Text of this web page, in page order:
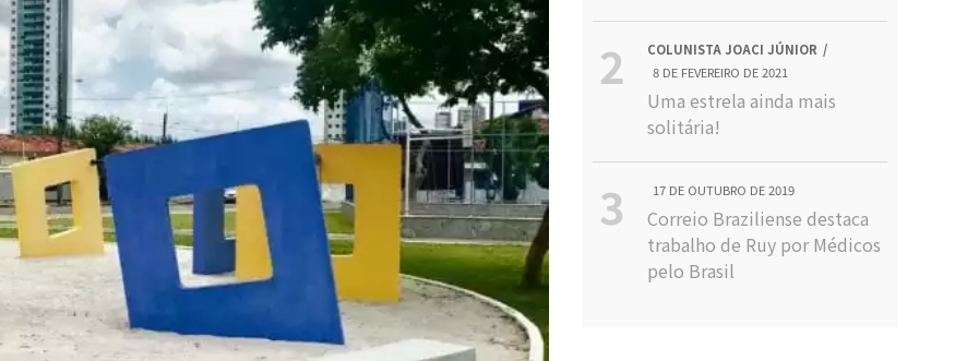
COLUNISTA JOACI JÚNIOR
8 DE FEVEREIRO DE 2021
Uma estrela ainda mais
solitária!
17 DE OUTUBRO DE 2019
Correio Braziliense destaca
trabalho de Ruy por Médicos
pelo Brasil